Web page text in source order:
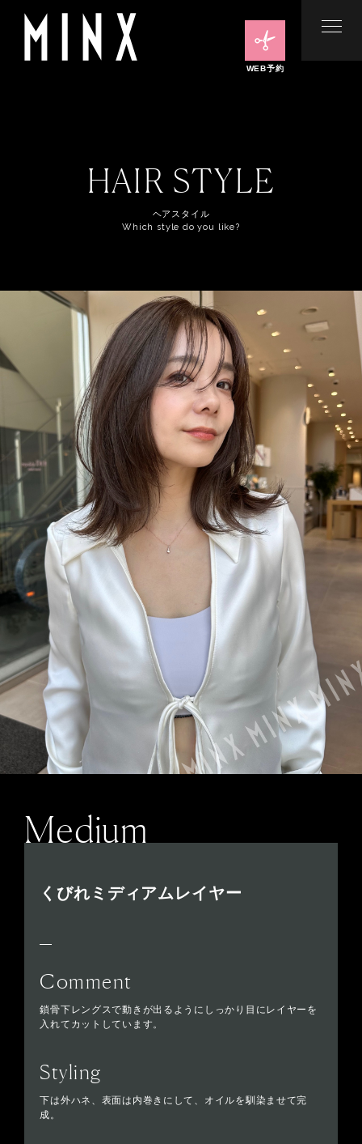
WEB予約
HAIR STYLE
ヘアスタイル
Which style do you like?
Medium
くびれミディアムレイヤー
Comment
鎖骨下レングスで動きが出るようにしっかり目にレイヤーを
入れてカットしています。
Styling
下は外ハネ、表面は内巻きにして、オイルを馴染ませて完
成。